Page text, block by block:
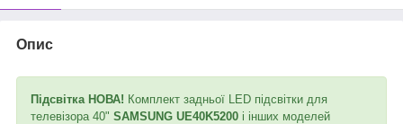
Опис
Підсвітка НОВА! Комплект задньої LED підсвітки для
телевізора 40" SAMSUNG UE40K5200 і інших моделей